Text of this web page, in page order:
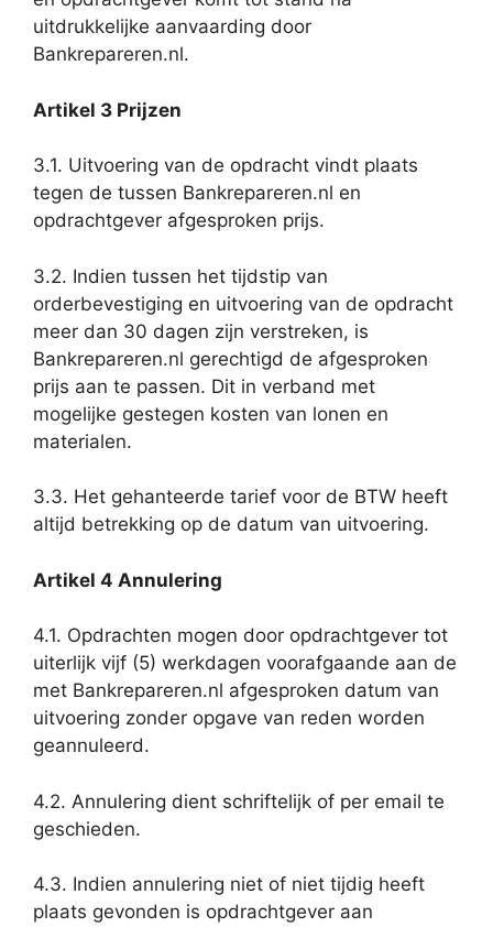
uitdrukkelijke aanvaarding door
Bankrepareren.nl.
Artikel 3 Prijzen
3.1. Uitvoering van de opdracht vindt plaats
tegen de tussen Bankrepareren.nl en
opdrachtgever afgesproken prijs.
3.2. Indien tussen het tijdstip van
orderbevestiging en uitvoering van de opdracht
meer dan 30 dagen zijn verstreken, is
Bankrepareren.nl gerechtigd de afgesproken
prijs aan te passen. Dit in verband met
mogelijke gestegen kosten van lonen en
materialen.
3.3. Het gehanteerde tarief voor de BTW heeft
altijd betrekking op de datum van uitvoering.
Artikel 4 Annulering
4.1. Opdrachten mogen door opdrachtgever tot
uiterlijk vijf (5) werkdagen voorafgaande aan de
met Bankrepareren.nl afgesproken datum van
uitvoering zonder opgave van reden worden
geannuleerd.
4.2. Annulering dient schriftelijk of per email te
geschieden.
4.3. Indien annulering niet of niet tijdig heeft
plaats gevonden is opdrachtgever aan